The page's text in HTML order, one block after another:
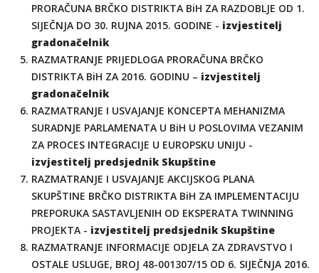
PRORAČUNA BRČKO DISTRIKTA BiH ZA RAZDOBLJE OD 1.
SIJEČNJA DO 30. RUJNA 2015. GODINE - izvjestitelj
gradonačelnik
RAZMATRANJE PRIJEDLOGA PRORAČUNA BRČKO
DISTRIKTA BiH ZA 2016. GODINU – izvjestitelj
gradonačelnik
RAZMATRANJE I USVAJANJE KONCEPTA MEHANIZMA
SURADNJE PARLAMENATA U BiH U POSLOVIMA VEZANIM
ZA PROCES INTEGRACIJE U EUROPSKU UNIJU -
izvjestitelj predsjednik Skupštine
RAZMATRANJE I USVAJANJE AKCIJSKOG PLANA
SKUPŠTINE BRČKO DISTRIKTA BiH ZA IMPLEMENTACIJU
PREPORUKA SASTAVLJENIH OD EKSPERATA TWINNING
PROJEKTA - izvjestitelj predsjednik Skupštine
RAZMATRANJE INFORMACIJE ODJELA ZA ZDRAVSTVO I
OSTALE USLUGE, BROJ 48-001307/15 OD 6. SIJEČNJA 2016.